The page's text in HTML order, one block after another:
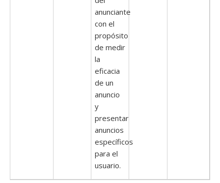
anunciante
con el
propósito
de medir
la
eficacia
de un
anuncio
y
presentar
anuncios
específicos
para el
usuario.